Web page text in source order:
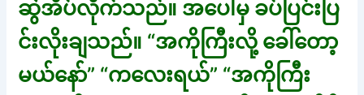
ဆွဲအိပ်လိုက်သည်။ အပေါ်မှ ခပ်ပြင်းပြ
င်းလိုးချသည်။ “အကိုကြီးလို့ ခေါ်တော့
မယ်နော်” “ကလေးရယ်” “အကိုကြီး